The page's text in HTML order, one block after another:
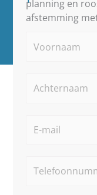
planning en
afstemming
mailadres